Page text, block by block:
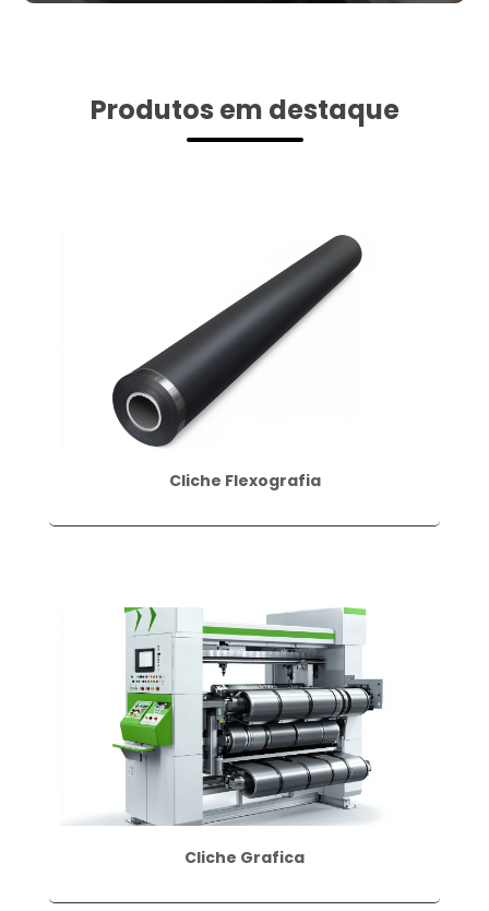
Produtos em destaque
Cliche Flexografia
Cliche Grafica